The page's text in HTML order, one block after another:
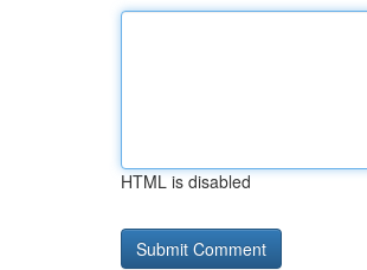
HTML is disabled